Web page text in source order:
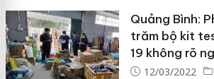
Quảng Bình:
trăm bộ kit
19 không rõ
12/03/2022